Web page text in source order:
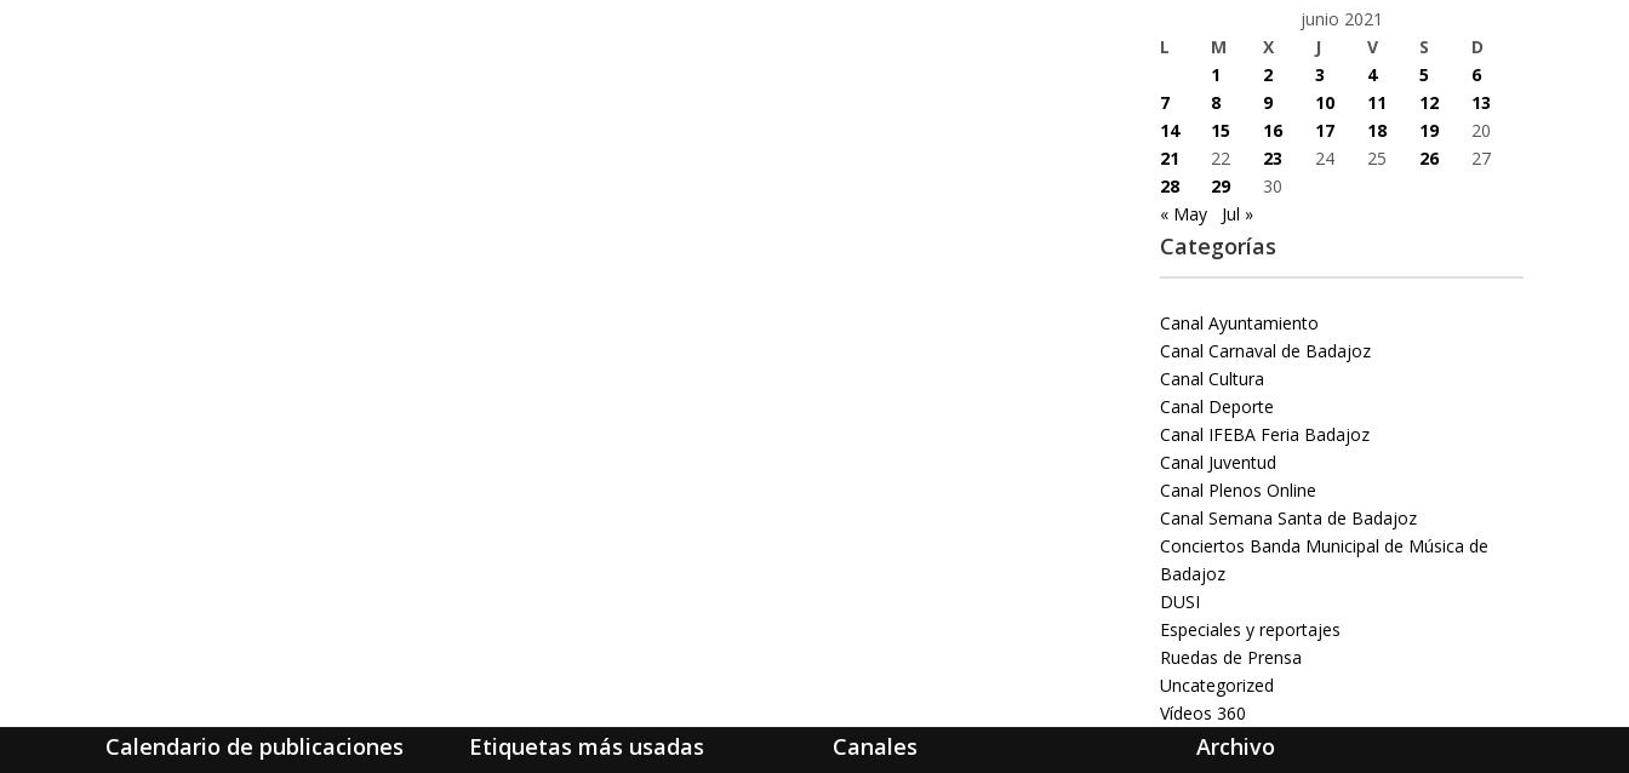
junio 2021
L
M X J V S
D
1
2 3 4 5
6
7
8 9 10 11 12
13
14
15 16 17 18 19
20
21
22 23 24 25 26
27
28
29
30
« May
Jul »
Categorías
Canal Ayuntamiento
Canal Carnaval de Badajoz
Canal Cultura
Canal Deporte
Canal IFEBA Feria Badajoz
Canal Juventud
Canal Plenos Online
Canal Semana Santa de Badajoz
Conciertos Banda Municipal de Música de
Badajoz
DUSI
Especiales y reportajes
Ruedas de Prensa
Uncategorized
Vídeos 360
Calendario de publicaciones Etiquetas más usadas Canales Archivo